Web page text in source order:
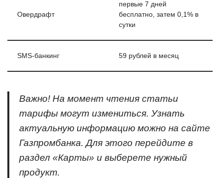
Овердрафт
первые 7 дней
бесплатно, затем 0,1% в
сутки
SMS-банкинг 59 рублей в месяц
Важно! На момент чтения статьи
тарифы могут измениться. Узнать
актуальную информацию можно на сайте
Газпромбанка. Для этого перейдите в
раздел «Карты» и выберете нужный
продукт.